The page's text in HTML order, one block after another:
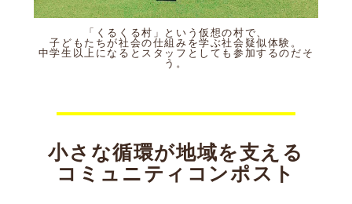
「くるくる村」という仮想の村で、
子どもたちが社会の仕組みを学ぶ社会疑似体験。
中学生以上になるとスタッフとしても参加するのだそ
う。
小さな循環が地域を支える
コミュニティコンポスト